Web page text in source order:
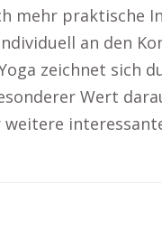
mehr praktische
an den
zeichnet sich
Wert